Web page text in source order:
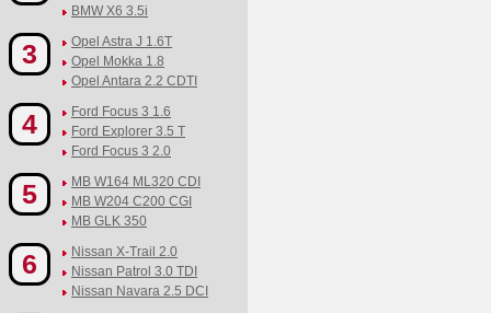
BMW X6 3.5i
3
Opel Astra J 1.6T
Opel Mokka 1.8
Opel Antara 2.2 CDTI
4
Ford Focus 3 1.6
Ford Explorer 3.5 T
Ford Focus 3 2.0
5
MB W164 ML320 CDI
MB W204 C200 CGI
MB GLK 350
6
Nissan X-Trail 2.0
Nissan Patrol 3.0 TDI
Nissan Navara 2.5 DCI